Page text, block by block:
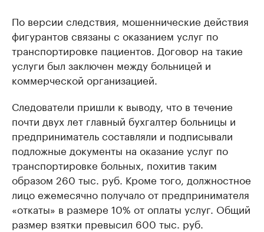
По версии следствия, мошеннические действия
фигурантов связаны с оказанием услуг по
транспортировке пациентов. Договор на такие
услуги был заключен между больницей и
коммерческой организацией.
Следователи пришли к выводу, что в течение
почти двух лет главный бухгалтер больницы и
предприниматель составляли и подписывали
подложные документы на оказание услуг по
транспортировке больных, похитив таким
образом 260 тыс. руб. Кроме того, должностное
лицо ежемесячно получало от предпринимателя
«откаты» в размере 10% от оплаты услуг. Общий
размер взятки превысил 600 тыс. руб.